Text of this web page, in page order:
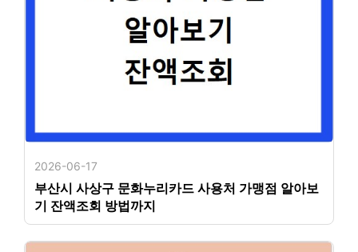
2026-06-17
부산시 사상구 문화누리카드 사용처 가맹점 알아보
기 잔액조회 방법까지